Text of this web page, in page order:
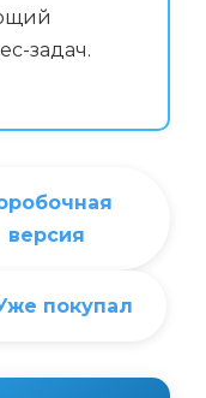
задач.
версия
покупал